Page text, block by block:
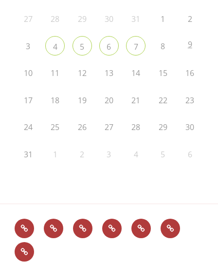
27 28 29 30 31 1 2
3 4 5 6 7 8 9
10 11 12 13 14 15 16
17 18 19 20 21 22 23
24 25 26 27 28 29 30
31 1 2 3 4 5 6
Administration
KontaktImpressum
und
Intern
Surfcamp-
Workout
Freiraum
Advent
im